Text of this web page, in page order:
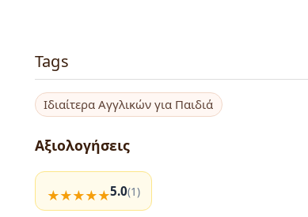
Tags
Ιδιαίτερα Αγγλικών για Παιδιά
Αξιολογήσεις
5.0(1)